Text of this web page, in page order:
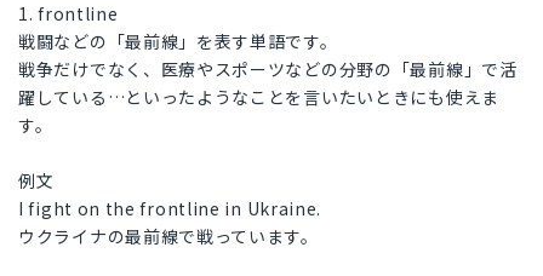
1. frontline
戦闘などの「最前線」を表す単語です。
戦争だけでなく、医療やスポーツなどの分野の「最前線」で活
躍している…といったようなことを言いたいときにも使えま
す。
例文
I fight on the frontline in Ukraine.
ウクライナの最前線で戦っています。